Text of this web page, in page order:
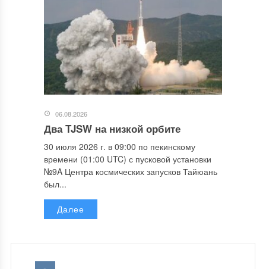
06.08.2026
Два TJSW на низкой орбите
30 июля 2026 г. в 09:00 по пекинскому
времени (01:00 UTC) с пусковой установки
№9A Центра космических запусков Тайюань
был...
Далее